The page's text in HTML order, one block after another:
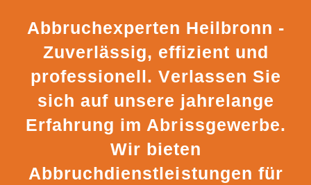
Abbruchexperten Heilbronn -
Zuverlässig, effizient und
professionell. Verlassen Sie
sich auf unsere jahrelange
Erfahrung im Abrissgewerbe.
Wir bieten
Abbruchdienstleistungen für